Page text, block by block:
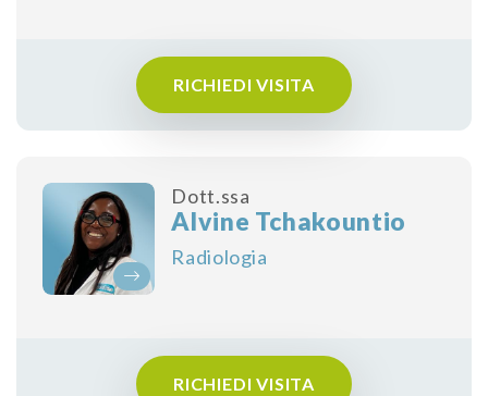
RICHIEDI VISITA
Dott.ssa
Alvine Tchakountio
Radiologia
RICHIEDI VISITA